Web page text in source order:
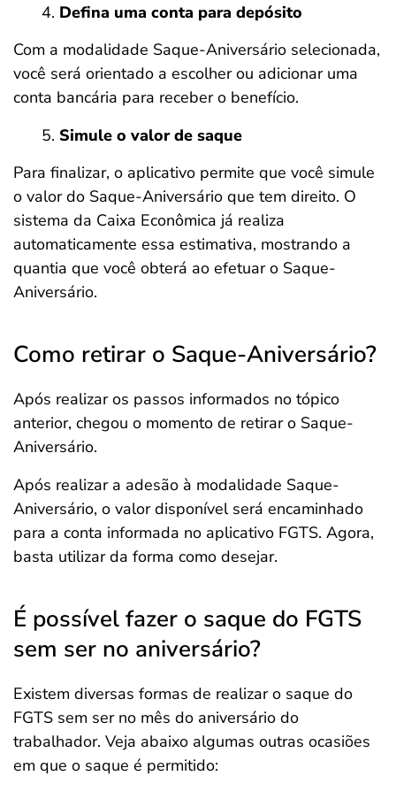
Defina uma conta para depósito
Com a modalidade Saque-Aniversário selecionada,
você será orientado a escolher ou adicionar uma
conta bancária para receber o benefício.
Simule o valor de saque
Para finalizar, o aplicativo permite que você simule
o valor do Saque-Aniversário que tem direito. O
sistema da Caixa Econômica já realiza
automaticamente essa estimativa, mostrando a
quantia que você obterá ao efetuar o Saque-
Aniversário.
Como retirar o Saque-Aniversário?
Após realizar os passos informados no tópico
anterior, chegou o momento de retirar o Saque-
Aniversário.
Após realizar a adesão à modalidade Saque-
Aniversário, o valor disponível será encaminhado
para a conta informada no aplicativo FGTS. Agora,
basta utilizar da forma como desejar.
É possível fazer o saque do FGTS
sem ser no aniversário?
Existem diversas formas de realizar o saque do
FGTS sem ser no mês do aniversário do
trabalhador. Veja abaixo algumas outras ocasiões
em que o saque é permitido: